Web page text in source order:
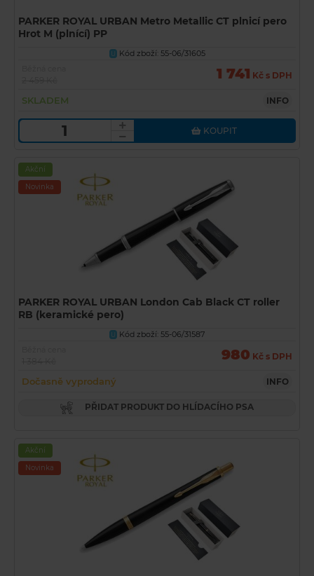
PARKER ROYAL URBAN Metro Metallic CT plnicí pero
Hrot M (plnící) PP
U Kód zboží: 55-06/31605
1 741 Kč s DPH
SKLADEM INFO
KOUPIT
Akční
Novinka
PARKER ROYAL URBAN London Cab Black CT roller
RB (keramické pero)
U
Kód zboží: 55-06/31587
980 Kč s DPH
Dočasně vyprodaný INFO
PŘIDAT PRODUKT DO HLÍDACÍHO PSA
Akční
Novinka